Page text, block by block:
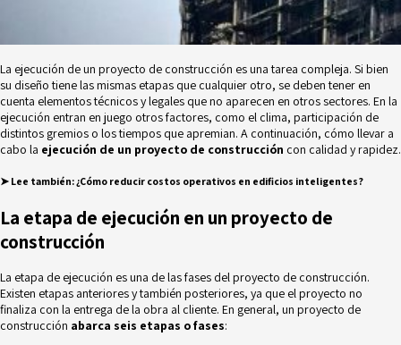
La ejecución de un proyecto de construcción es una tarea compleja. Si bien
su diseño tiene las mismas etapas que cualquier otro, se deben tener en
cuenta elementos técnicos y legales que no aparecen en otros sectores. En la
ejecución entran en juego otros factores, como el clima, participación de
distintos gremios o los tiempos que apremian. A continuación, cómo llevar a
cabo la ejecución de un proyecto de construcción con calidad y rapidez.
➤ Lee también:¿Cómo reducir costos operativos en edificios inteligentes?
La etapa de ejecución en un proyecto de
construcción
La etapa de ejecución es una de las fases del proyecto de construcción.
Existen etapas anteriores y también posteriores, ya que el proyecto no
finaliza con la entrega de la obra al cliente. En general, un proyecto de
construcción abarca seis etapas o fases: